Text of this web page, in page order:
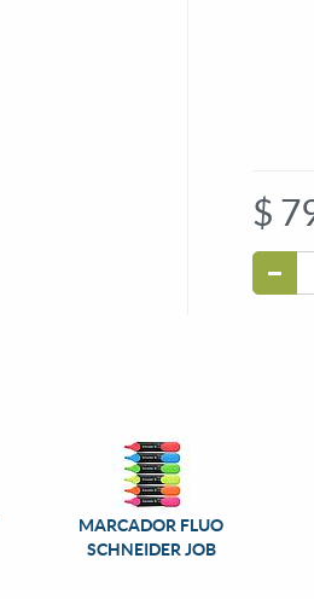
$
MARCADOR FLUO
SCHNEIDER JOB